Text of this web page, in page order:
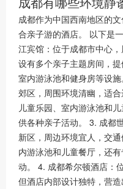
成都作为中国西南地区的
合亲子游的酒店。 以下是
江宾馆：位于成都市中心
设有多个亲子主题房间，
室内游泳池和健身房等设
郊区，周围环境清幽，适
儿童乐园、室内游泳池和
供各种亲子活动。 3. 成都
新区，周边环境宜人，交
内游泳池和儿童餐厅，还
动。 4. 成都希尔顿酒店：
但酒店内部设计独特，营